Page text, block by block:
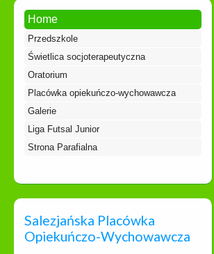
Home
Przedszkole
Świetlica socjoterapeutyczna
Oratorium
Placówka opiekuńczo-wychowawcza
Galerie
Liga Futsal Junior
Strona Parafialna
Salezjańska Placówka
Opiekuńczo-Wychowawcza